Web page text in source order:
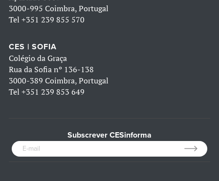
3000-995 Coimbra, Portugal
Tel +351 239 855 570
CES | SOFIA
Colégio da Graça
Rua da Sofia nº 136-138
3000-389 Coimbra, Portugal
Tel +351 239 853 649
Subscrever CESinforma